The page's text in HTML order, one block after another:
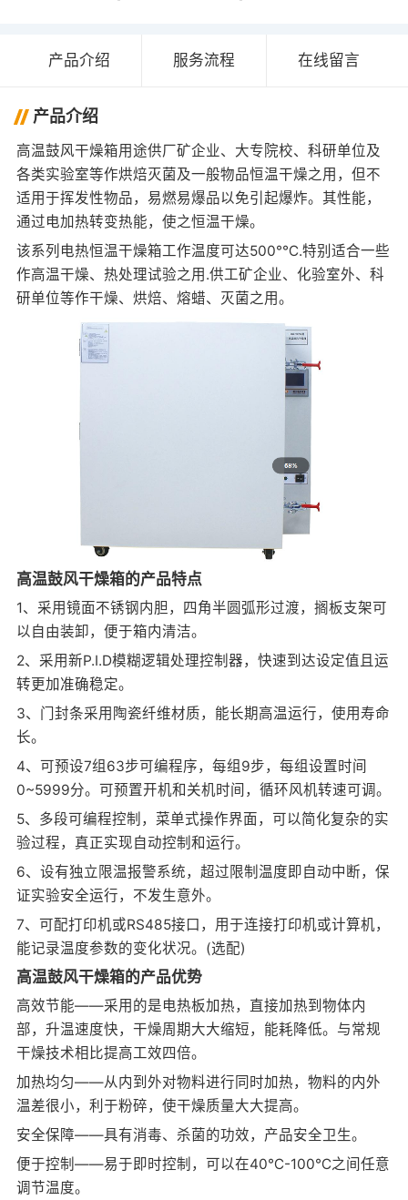
产品介绍 服务流程 在线留言
产品介绍
高温鼓风干燥箱用途供厂矿企业、大专院校、科研单位及
各类实验室等作烘焙灭菌及一般物品恒温干燥之用，但不
适用于挥发性物品，易燃易爆品以免引起爆炸。其性能，
通过电加热转变热能，使之恒温干燥。
该系列电热恒温干燥箱工作温度可达500°℃.特别适合一些
作高温干燥、热处理试验之用.供工矿企业、化验室外、科
研单位等作干燥、烘焙、熔蜡、灭菌之用。
高温鼓风干燥箱的产品特点
1、采用镜面不锈钢内胆，四角半圆弧形过渡，搁板支架可
以自由装卸，便于箱内清洁。
2、采用新P.I.D模糊逻辑处理控制器，快速到达设定值且运
转更加准确稳定。
3、门封条采用陶瓷纤维材质，能长期高温运行，使用寿命
长。
4、可预设7组63步可编程序，每组9步，每组设置时间
0~5999分。可预置开机和关机时间，循环风机转速可调。
5、多段可编程控制，菜单式操作界面，可以简化复杂的实
验过程，真正实现自动控制和运行。
6、设有独立限温报警系统，超过限制温度即自动中断，保
证实验安全运行，不发生意外。
7、可配打印机或RS485接口，用于连接打印机或计算机，
能记录温度参数的变化状况。(选配)
高温鼓风干燥箱的产品优势
高效节能——采用的是电热板加热，直接加热到物体内
部，升温速度快，干燥周期大大缩短，能耗降低。与常规
干燥技术相比提高工效四倍。
加热均匀——从内到外对物料进行同时加热，物料的内外
温差很小，利于粉碎，使干燥质量大大提高。
安全保障——具有消毒、杀菌的功效，产品安全卫生。
便于控制——易于即时控制，可以在40℃-100℃之间任意
调节温度。